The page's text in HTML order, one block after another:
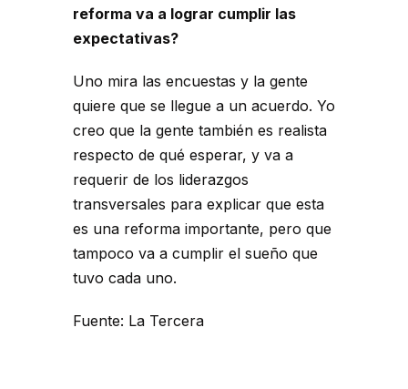
reforma va a lograr cumplir las
expectativas?
Uno mira las encuestas y la gente
quiere que se llegue a un acuerdo. Yo
creo que la gente también es realista
respecto de qué esperar, y va a
requerir de los liderazgos
transversales para explicar que esta
es una reforma importante, pero que
tampoco va a cumplir el sueño que
tuvo cada uno.
Fuente: La Tercera